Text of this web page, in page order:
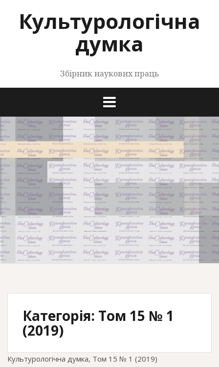
контентуКультурологічна
думка
Збірник наукових праць
Категорія: Том 15 № 1
(2019)
Культурологічна думка, Том 15 № 1 (2019)